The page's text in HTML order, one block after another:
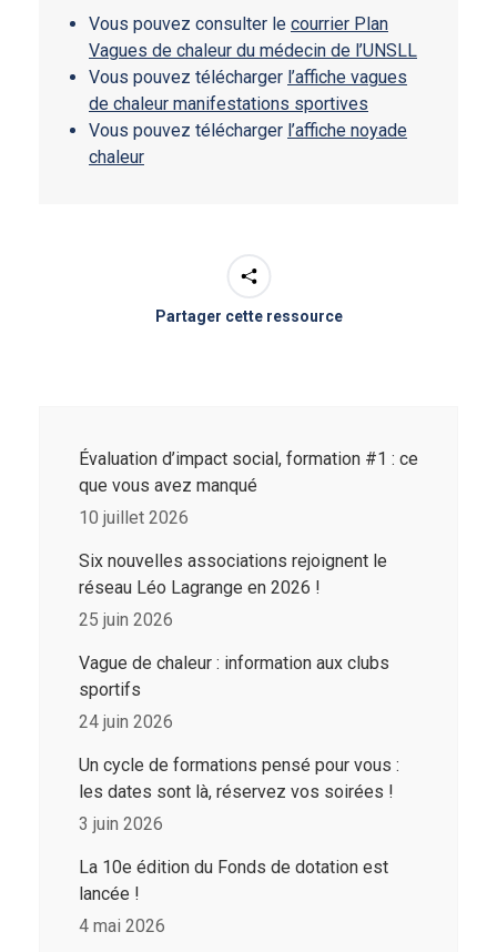
Vous pouvez consulter le courrier Plan
Vagues de chaleur du médecin de l’UNSLL
Vous pouvez télécharger l’affiche vagues
de chaleur manifestations sportives
Vous pouvez télécharger l’affiche noyade
chaleur
Partager cette ressource
Évaluation d’impact social, formation #1 : ce
que vous avez manqué
10 juillet 2026
Six nouvelles associations rejoignent le
réseau Léo Lagrange en 2026 !
25 juin 2026
Vague de chaleur : information aux clubs
sportifs
24 juin 2026
Un cycle de formations pensé pour vous :
les dates sont là, réservez vos soirées !
3 juin 2026
La 10e édition du Fonds de dotation est
lancée !
4 mai 2026